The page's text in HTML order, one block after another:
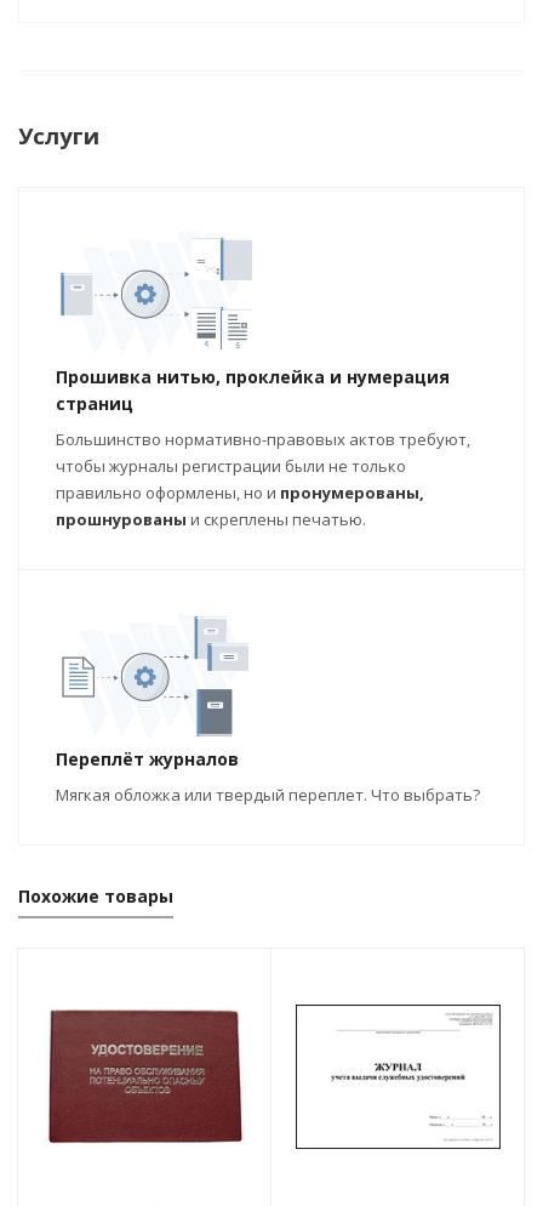
Услуги
Прошивка нитью, проклейка и нумерация
страниц
Большинство нормативно-правовых актов требуют,
чтобы журналы регистрации были не только
правильно оформлены, но и пронумерованы,
прошнурованы и скреплены печатью.
Переплёт журналов
Мягкая обложка или твердый переплет. Что выбрать?
Похожие товары